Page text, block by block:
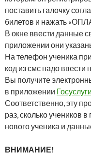
поставить галочку
билетов и нажать
В окне ввести данные
приложении они
На телефон ученика
код из смс надо ввести
Вы получите
в приложении
Соответственно, эту
раз, сколько учеников
нового ученика и
ВНИМАНИЕ!